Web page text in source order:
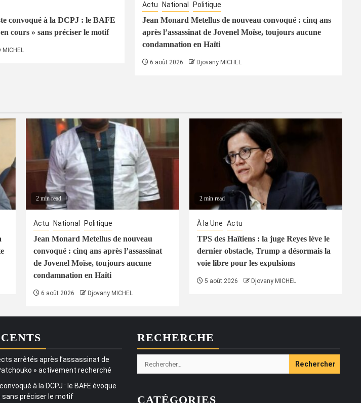
convoqué à la DCPJ : le BAFE
cours » sans préciser le motif
MICHEL
Actu National Politique
Jean Monard Metellus de nouveau convoqué : cinq ans
après l’assassinat de Jovenel Moïse, toujours aucune
condamnation en Haïti
6 août 2026 Djovany MICHEL
2 min read
Actu National Politique
Jean Monard Metellus de nouveau
convoqué : cinq ans après l’assassinat
de Jovenel Moïse, toujours aucune
condamnation en Haïti
6 août 2026 Djovany MICHEL
2 min read
À la Une Actu
TPS des Haïtiens : la juge Reyes lève le
dernier obstacle, Trump a désormais la
voie libre pour les expulsions
5 août 2026 Djovany MICHEL
arrêtés après l’assassinat de
» activement recherché
à la DCPJ : le BAFE évoque
sans préciser le motif
RECHERCHE
Rechercher :
CATÉGORIES